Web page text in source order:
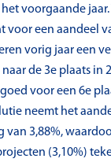
het voorgaande
voor een aandeel
vorig jaar een
de 3e plaats in
voor een 6e
neemt het
van 3,88%,
(3,10%)